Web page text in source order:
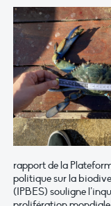
rapport de la
politique sur la
(IPBES) souligne